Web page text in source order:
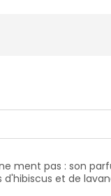
ment pas : son
et de